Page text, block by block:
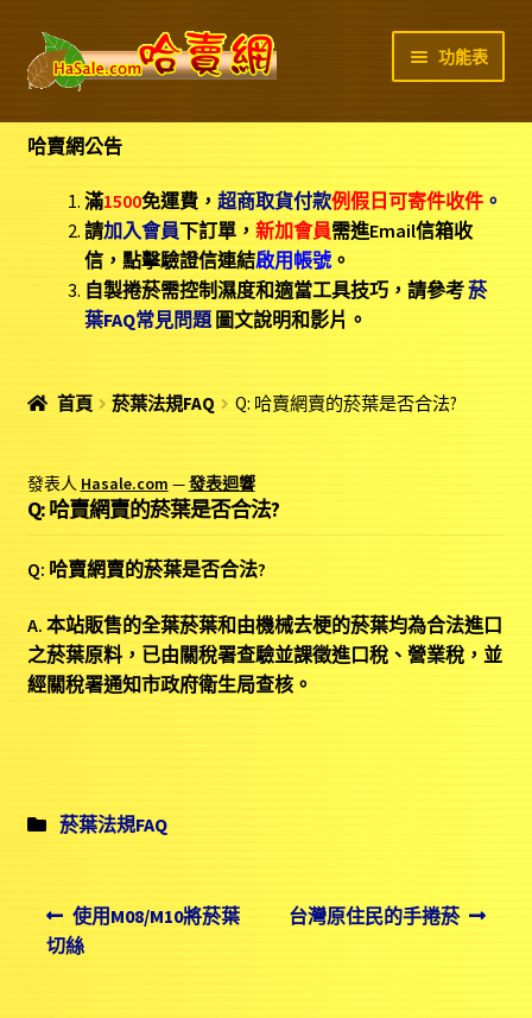
略
過
覽
跳
至
容
功能表
商店首頁
運費/付款說明
菸葉FAQ
聯絡我們
哈賣網公告
滿1500免運費， 超商取貨付款例假日可寄件收件。
請加入會員下訂單， 新加會員需進Email信箱收
信，點擊驗證信連結啟用帳號。
自製捲菸需控制濕度和適當工具技巧，請參考菸
葉FAQ常見問題圖文說明和影片。
首頁 菸葉法規FAQ Q: 哈賣網賣的菸葉是否合法?
發表人 Hasale.com —發表迴響
Q: 哈賣網賣的菸葉是否合法?
Q: 哈賣網賣的菸葉是否合法?
A. 本站販售的全葉菸葉和由機械去梗的菸葉均為合法進口
之菸葉原料，已由關稅署查驗並課徵進口稅、營業稅，並
經關稅署通知市政府衛生局查核。
發
菸葉法規FAQ
文
章
Previous
post:
使用M08/M10將菸葉
切絲
Next
台灣原住民的手捲菸